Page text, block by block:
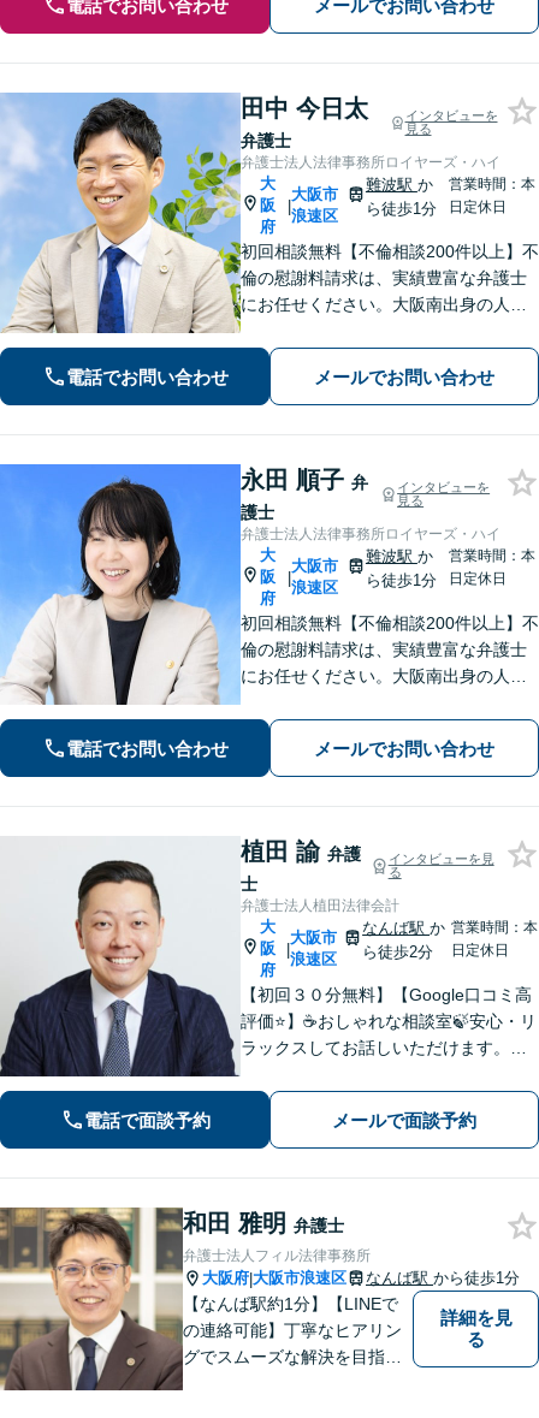
電話でお問い合わせ メールでお問い合わせ
田中 今日太
弁護士
インタビューを
見る
弁護士法人法律事務所ロイヤーズ・ハイ
大
阪
府
|
大阪市
浪速区
難波駅 か
ら徒歩1分
営業時間：本
日定休日
初回相談無料【不倫相談200件以上】不
倫の慰謝料請求は、実績豊富な弁護士
にお任せください。大阪南出身の人情
通事故に遭われてお困りの方はお気軽
にお電話ください【当日／夜間／休日
の相談可】
電話でお問い合わせ メールでお問い合わせ
永田 順子 弁
護士
インタビューを
見る
弁護士法人法律事務所ロイヤーズ・ハイ
大
阪
府
|
大阪市
浪速区
難波駅 か
ら徒歩1分
営業時間：本
日定休日
初回相談無料【不倫相談200件以上】不
倫の慰謝料請求は、実績豊富な弁護士
にお任せください。大阪南出身の人情
通事故に遭われてお困りの方はお気軽
にお電話ください【当日／夜間／休日
の相談可】
電話でお問い合わせ メールでお問い合わせ
植田 諭 弁護
士
インタビューを見
る
弁護士法人植田法律会計
大
阪
府
|
大阪市
浪速区
なんば駅か
ら徒歩2分
営業時間：本
日定休日
【初回３０分無料】【Google口コミ高
評価⭐️】☕️おしゃれな相談室🍃安心・リ
ラックスしてお話しいただけます。ネ
策を一緒に考えていきましょう！【土
曜・夜間◎】
電話で面談予約 メールで面談予約
和田 雅明 弁護士
弁護士法人フィル法律事務所
大阪府|大阪市浪速区 なんば駅 から徒歩1分
【なんば駅約1分】【LINEで
の連絡可能】丁寧なヒアリン
グでスムーズな解決を目指し
詳細を見
る